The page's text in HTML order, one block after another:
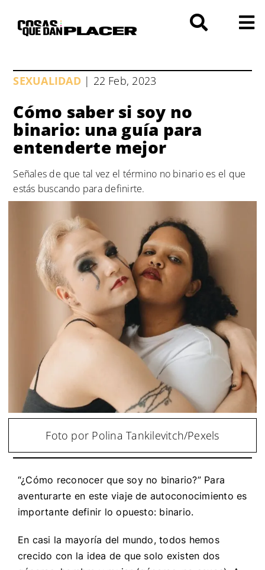
contenido
SEXUALIDAD| 22 Feb, 2023
Cómo saber si soy no
binario: una guía para
entenderte mejor
Señales de que tal vez el término no binario es el que
estás buscando para definirte.
Foto por Polina Tankilevitch/Pexels
“¿Cómo reconocer que soy no binario?” Para
aventurarte en este viaje de autoconocimiento es
importante definir lo opuesto: binario.
En casi la mayoría del mundo, todos hemos
crecido con la idea de que solo existen dos